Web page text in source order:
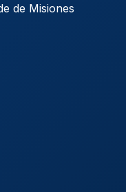
de Misiones